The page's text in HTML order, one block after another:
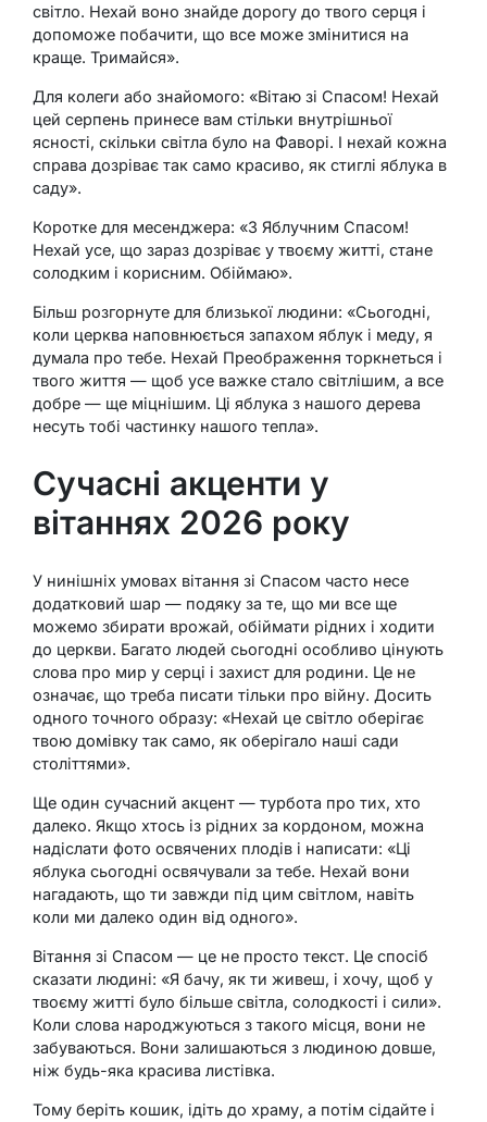
світло. Нехай воно знайде дорогу до твого серця і
допоможе побачити, що все може змінитися на
краще. Тримайся».
Для колеги або знайомого: «Вітаю зі Спасом! Нехай
цей серпень принесе вам стільки внутрішньої
ясності, скільки світла було на Фаворі. І нехай кожна
справа дозріває так само красиво, як стиглі яблука в
саду».
Коротке для месенджера: «З Яблучним Спасом!
Нехай усе, що зараз дозріває у твоєму житті, стане
солодким і корисним. Обіймаю».
Більш розгорнуте для близької людини: «Сьогодні,
коли церква наповнюється запахом яблук і меду, я
думала про тебе. Нехай Преображення торкнеться і
твого життя — щоб усе важке стало світлішим, а все
добре — ще міцнішим. Ці яблука з нашого дерева
несуть тобі частинку нашого тепла».
Сучасні акценти у
вітаннях 2026 року
У нинішніх умовах вітання зі Спасом часто несе
додатковий шар — подяку за те, що ми все ще
можемо збирати врожай, обіймати рідних і ходити
до церкви. Багато людей сьогодні особливо цінують
слова про мир у серці і захист для родини. Це не
означає, що треба писати тільки про війну. Досить
одного точного образу: «Нехай це світло оберігає
твою домівку так само, як оберігало наші сади
століттями».
Ще один сучасний акцент — турбота про тих, хто
далеко. Якщо хтось із рідних за кордоном, можна
надіслати фото освячених плодів і написати: «Ці
яблука сьогодні освячували за тебе. Нехай вони
нагадають, що ти завжди під цим світлом, навіть
коли ми далеко один від одного».
Вітання зі Спасом — це не просто текст. Це спосіб
сказати людині: «Я бачу, як ти живеш, і хочу, щоб у
твоєму житті було більше світла, солодкості і сили».
Коли слова народжуються з такого місця, вони не
забуваються. Вони залишаються з людиною довше,
ніж будь-яка красива листівка.
Тому беріть кошик, ідіть до храму, а потім сідайте і